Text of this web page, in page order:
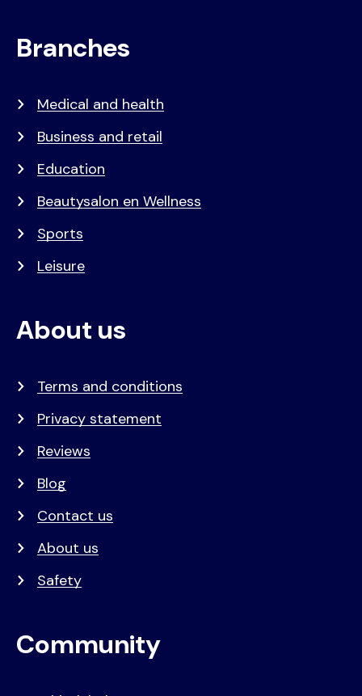
Branches
Medical and health
Business and retail
Education
Beautysalon en Wellness
Sports
Leisure
About us
Terms and conditions
Privacy statement
Reviews
Blog
Contact us
About us
Safety
Community